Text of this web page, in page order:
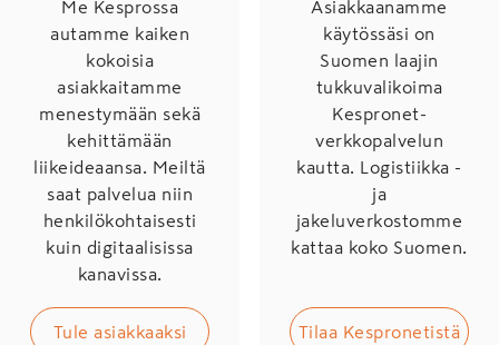
Me Kesprossa
autamme kaiken
kokoisia
asiakkaitamme
menestymään sekä
kehittämään
liikeideaansa. Meiltä
saat palvelua niin
henkilökohtaisesti
kuin digitaalisissa
kanavissa.
Tule asiakkaaksi
Asiakkaanamme
käytössäsi on
Suomen laajin
tukkuvalikoima
Kespronet-
verkkopalvelun
kautta. Logistiikka -
ja
jakeluverkostomme
kattaa koko Suomen.
Tilaa Kespronetistä